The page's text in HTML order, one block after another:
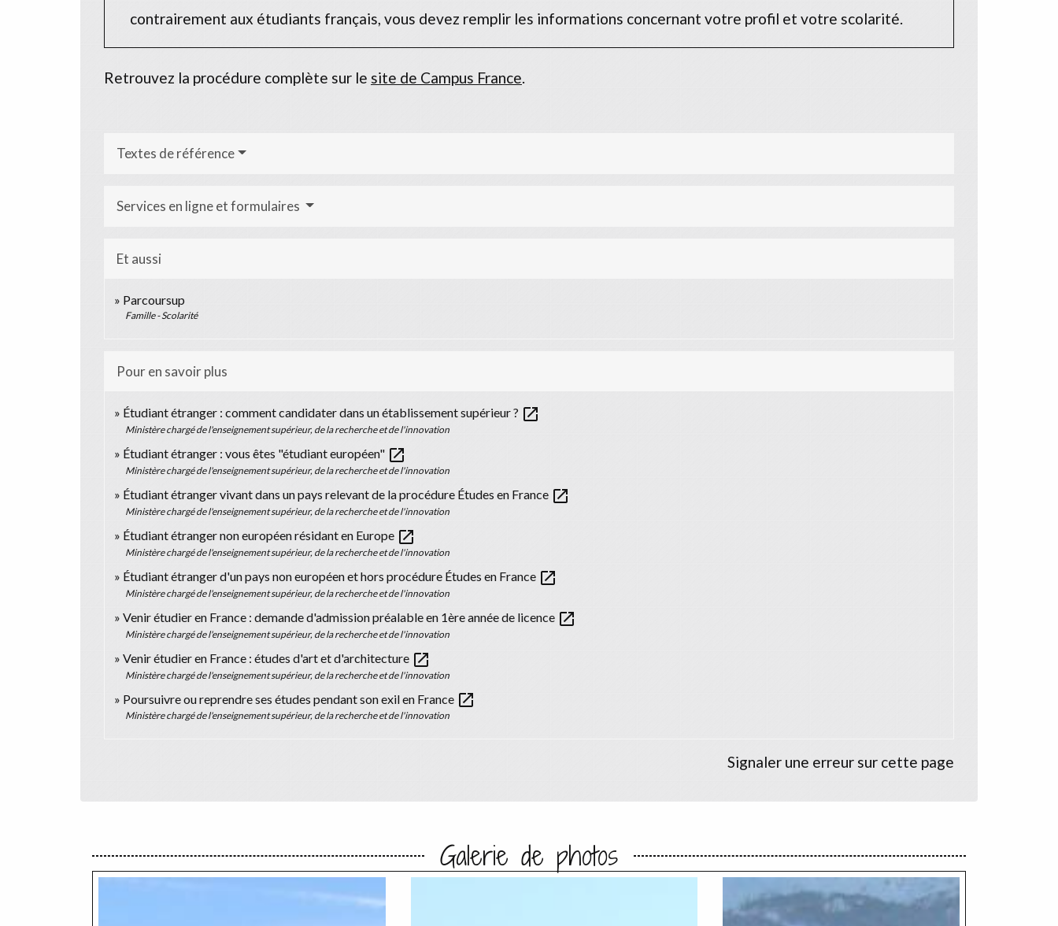
contrairement aux étudiants français, vous devez remplir les informations concernant votre profil et votre scolarité.
Retrouvez la procédure complète sur le site de Campus France.
Textes de référence
Services en ligne et formulaires
Et aussi
Parcoursup
Famille - Scolarité
Pour en savoir plus
Étudiant étranger : comment candidater dans un établissement supérieur ? open_in_new
Ministère chargé de l'enseignement supérieur, de la recherche et de l'innovation
Étudiant étranger : vous êtes "étudiant européen" open_in_new
Ministère chargé de l'enseignement supérieur, de la recherche et de l'innovation
Étudiant étranger vivant dans un pays relevant de la procédure Études en France open_in_new
Ministère chargé de l'enseignement supérieur, de la recherche et de l'innovation
Étudiant étranger non européen résidant en Europe open_in_new
Ministère chargé de l'enseignement supérieur, de la recherche et de l'innovation
Étudiant étranger d'un pays non européen et hors procédure Études en France open_in_new
Ministère chargé de l'enseignement supérieur, de la recherche et de l'innovation
Venir étudier en France : demande d'admission préalable en 1ère année de licence open_in_new
Ministère chargé de l'enseignement supérieur, de la recherche et de l'innovation
Venir étudier en France : études d'art et d'architecture open_in_new
Ministère chargé de l'enseignement supérieur, de la recherche et de l'innovation
Poursuivre ou reprendre ses études pendant son exil en France open_in_new
Ministère chargé de l'enseignement supérieur, de la recherche et de l'innovation
Signaler une erreur sur cette page
Galerie de photos